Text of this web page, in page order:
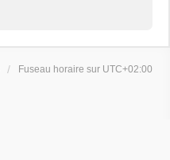
Fuseau horaire sur UTC+02:00